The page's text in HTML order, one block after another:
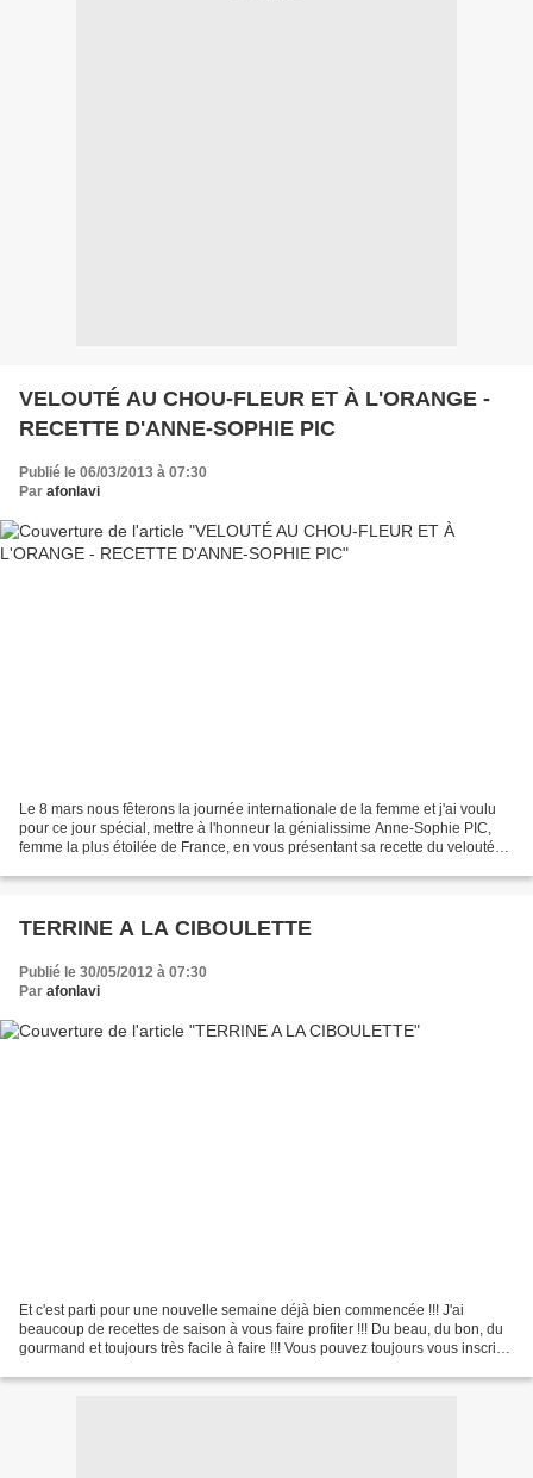
VELOUTÉ AU CHOU-FLEUR ET À L'ORANGE -
RECETTE D'ANNE-SOPHIE PIC
Publié le 06/03/2013 à 07:30
Par afonlavi
Le 8 mars nous fêterons la journée internationale de la femme et j'ai voulu
pour ce jour spécial, mettre à l'honneur la génialissime Anne-Sophie PIC,
femme la plus étoilée de France, en vous présentant sa recette du velouté
TERRINE A LA CIBOULETTE
Publié le 30/05/2012 à 07:30
Par afonlavi
Et c'est parti pour une nouvelle semaine déjà bien commencée !!! J'ai
beaucoup de recettes de saison à vous faire profiter !!! Du beau, du bon, du
gourmand et toujours très facile à faire !!! Vous pouvez toujours vous inscrire